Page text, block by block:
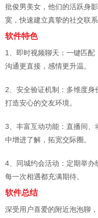
批俊男美女，他们的活跃身
寞，快速建立真挚的社交联系
软件特色
1、即时视频聊天：一键匹
沟通更直接，感情更升温。
2、安全验证机制：多维度身
打造安心的交友环境。
3、丰富互动功能：直播间
中增进了解，拓宽交际圈。
4、同城约会活动：定期举
每一次相遇都充满期待。
软件总结
深受用户喜爱的附近泡泡聊